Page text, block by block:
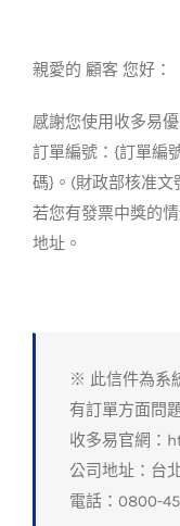
content親愛的 顧客 您好：
感謝您使用收多易
訂單編號：{訂單編
碼}。(財政部核准文
若您有發票中獎的
地址。
※ 此信件為系
有訂單方面問
收多易官網：
公司地址：台
電話：0800-